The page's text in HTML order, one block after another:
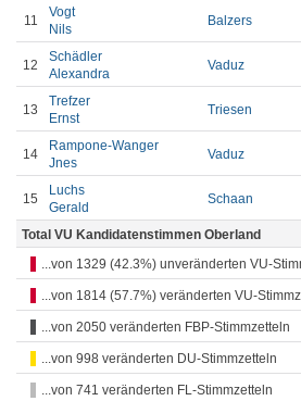
11
Vogt
Nils
Balzers
12
Schädler
Alexandra
Vaduz
13
Trefzer
Ernst
Triesen
14
Rampone-Wanger
Jnes
Vaduz
15
Luchs
Gerald
Schaan
Total VU Kandidatenstimmen Oberland
...von 1329 (42.3%) unveränderten VU-
...von 1814 (57.7%) veränderten VU-
...von 2050 veränderten FBP-Stimmzetteln
...von 998 veränderten DU-Stimmzetteln
...von 741 veränderten FL-Stimmzetteln